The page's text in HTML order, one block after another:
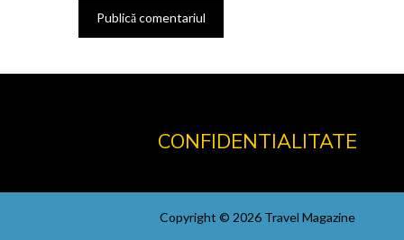
CONFIDENTIALITATE
Copyright © 2026 Travel Magazine